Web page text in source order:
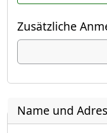
Zusätzliche
Name und